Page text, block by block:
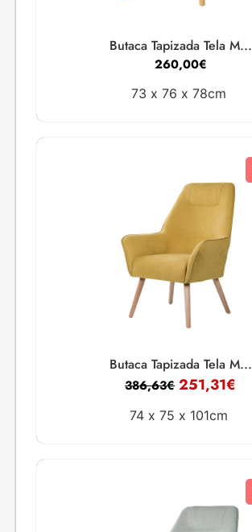
Butaca Tapizada Tela M...
260,00€
73 x 76 x 78cm
Butaca Tapizada Tela M...
386,63€ 251,31€
74 x 75 x 101cm